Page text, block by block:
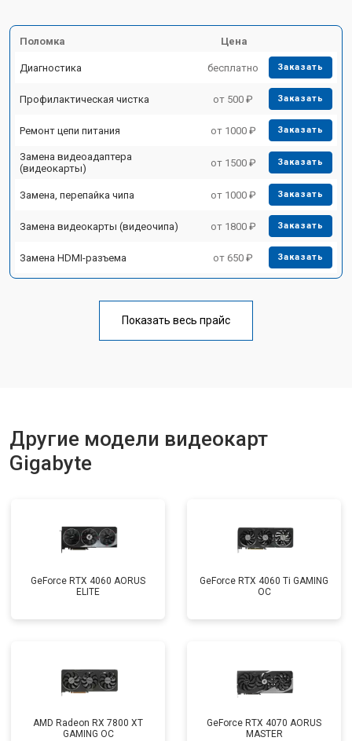
Поломка Цена
Диагностика бесплатно Заказать
Профилактическая чистка от 500 ₽ Заказать
Ремонт цепи питания от 1000 ₽ Заказать
Замена видеоадаптера
(видеокарты)
от 1500 ₽ Заказать
Замена, перепайка чипа от 1000 ₽ Заказать
Замена видеокарты (видеочипа) от 1800 ₽ Заказать
Замена HDMI-разъема от 650 ₽ Заказать
Показать весь прайс
Другие модели видеокарт
Gigabyte
GeForce RTX 4060 AORUS
ELITE
GeForce RTX 4060 Ti GAMING
OC
AMD Radeon RX 7800 XT
GAMING OC
GeForce RTX 4070 AORUS
MASTER